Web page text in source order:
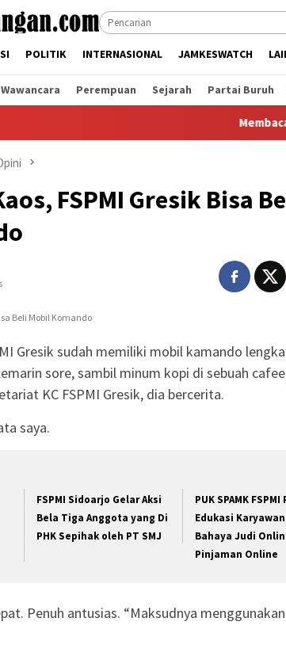
POLITIK INTERNASIONAL JAMKESWATCH
Wawancara Perempuan Sejarah Partai Buruh
Membaca
FSPMI Gresik Bisa
Gresik sudah memiliki mobil kamando
sore, sambil minum kopi di sebuah
KC FSPMI Gresik, dia bercerita.
saya.
FSPMI Sidoarjo Gelar Aksi
Bela Tiga Anggota yang Di
PHK Sepihak oleh PT SMJ
PUK SPAMK FSPMI
Edukasi
Bahaya Judi
Pinjaman Online
Penuh antusias. “Maksudnya